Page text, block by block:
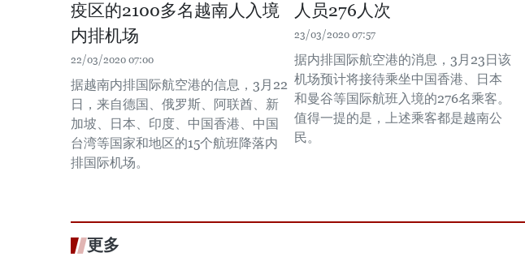
疫区的2100多名越南人入境
内排机场
22/03/2020 07:00
据越南内排国际航空港的信息，3月22
日，来自德国、俄罗斯、阿联酋、新
加坡、日本、印度、中国香港、中国
台湾等国家和地区的15个航班降落内
排国际机场。
人员276人次
23/03/2020 07:57
据内排国际航空港的消息，3月23日该
机场预计将接待乘坐中国香港、日本
和曼谷等国际航班入境的276名乘客。
值得一提的是，上述乘客都是越南公
民。
更多